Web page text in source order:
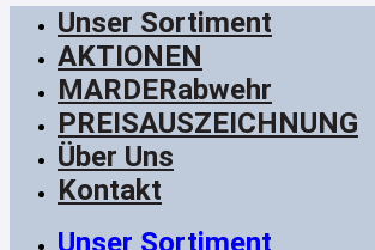
Unser Sortiment
AKTIONEN
MARDERabwehr
PREISAUSZEICHNUNG
Über Uns
Kontakt
Unser Sortiment